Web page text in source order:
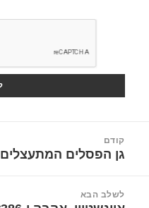
קודם
הפוסט
גן הפסלים המתעצלים
לשלב הבא